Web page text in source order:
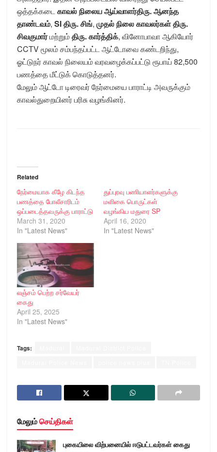
ஒத்தக்கடைகாவல் நிலைய ஆய்வாளர்திரு. ஆனந்த
தாண்டவம், SI திரு. சிங், முதல் நிலை காவலர்கள் திரு.
சிவகுமார்மற்றும்திரு.கார்த்திக், வினோபாவா ஆகியோர்
CCTV மூலம் சம்பந்தப்பட்ட ஆட்டோவை கண்டறிந்து,
ஓட்டுநர் காவல் நிலையம் வரவழைக்கப்பட்டு ரூபாய் 82,500
பணத்தை மீட்டுக் கொடுத்தனர்.
மேலும் ஆட்டோ டிரைவர் நேர்மையை பாராட்டி அவருக்கும்
காவல்துறையினர் பரிசு வழங்கினர்.
Related
நேர்மையாக கீழே கிடந்த
பணத்தை போலீசாரிடம்
ஒப்படைத்தவருக்கு பாராட்டு
March 31, 2020
In "Latest News"
துப்புரவு பணியாளர்களுக்கு
மளிகை பொருட்கள்
வழங்கிய மதுரை SP
April 16, 2020
In "Latest News"
லஞ்சம் பெற்ற சர்வேயர்
கைது
April 25, 2025
In "Latest News"
Tags:
மேலும்செய்திகள்
புகையிலை விற்பனையில் ஈடுபட்டவர்கள் கைது